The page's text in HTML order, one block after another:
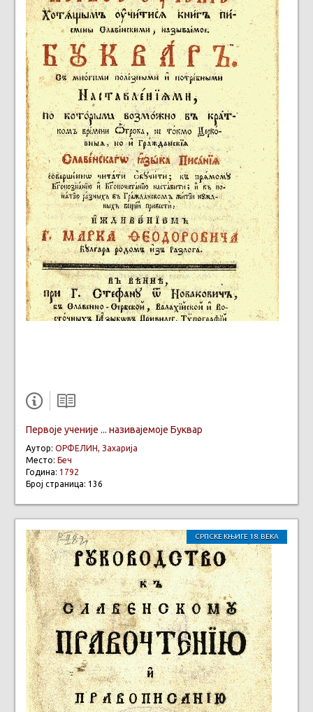
Первоје ученије ... називајемоје Буквар
Аутор: ОРФЕЛИН, Захарија
Место: Беч
Година: 1792
Број страница: 136
СРПСКЕ КЊИГЕ 18. ВЕКА